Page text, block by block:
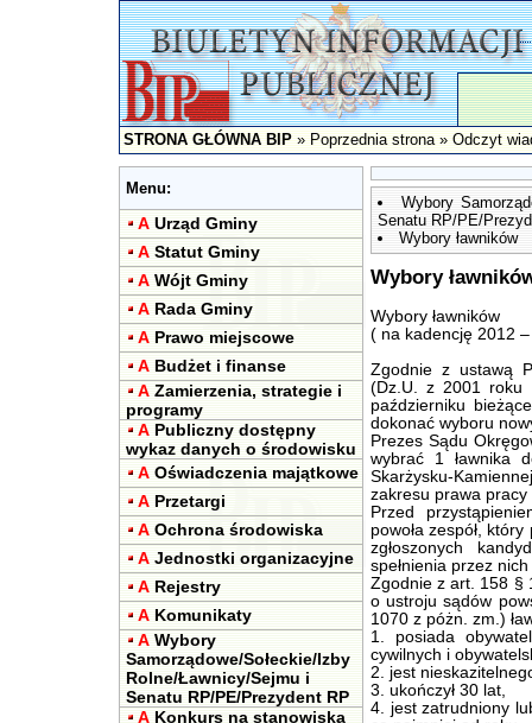
STRONA GŁÓWNA BIP»Poprzednia strona» Odczyt
Menu:
A Urząd Gminy
A Statut Gminy
A Wójt Gminy
A Rada Gminy
A Prawo miejscowe
A Budżet i finanse
A Zamierzenia, strategie i
programy
A Publiczny dostępny
wykaz danych o środowisku
A Oświadczenia majątkowe
A Przetargi
A Ochrona środowiska
A Jednostki organizacyjne
A Rejestry
A Komunikaty
A Wybory
Samorządowe/Sołeckie/Izby
Rolne/Ławnicy/Sejmu i
Senatu RP/PE/Prezydent RP
A Konkurs na stanowiska
Wybory
Senatu RP/PE/
Wybory ławników
Wybory
Wybory ławników
( na kadencję 2012
Zgodnie z ustawą
(Dz.U. z 2001 roku
październiku
dokonać wyboru
Prezes Sądu
wybrać 1 ławnika
Skarżysku-
zakresu prawa pracy
Przed
powoła zespół,
zgłoszonych
spełnienia przez
Zgodnie z art. 158 §
o ustroju sądów
1070 z póżn. zm.)
1. posiada
cywilnych i
2. jest
3. ukończył 30 lat,
4. jest zatrudniony